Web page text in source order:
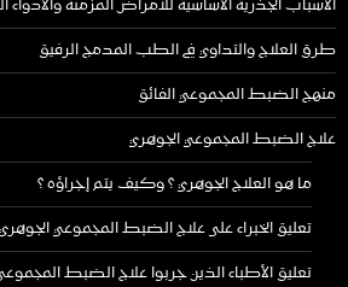
الأسباب الجذرية الأساسية للأمراض المزمنة
طرق العلاج والتداوي في الطب المدمج الرفيق
منهج الضبط المجموعي الفائق
علاج الضبط المجموعي الجوهري
ما هو العلاج الجوهري ؟ وكيف يتم إجراؤه ؟
تعليق الخبراء على علاج الضبط المجموعي الجوهري
تعليق الأطباء الذين جربوا علاج الضبط